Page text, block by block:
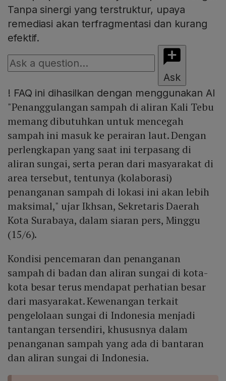
Tanpa sinergi yang terstruktur, upaya
remediasi akan terfragmentasi dan kurang
efektif.
Ask
! FAQ ini dihasilkan dengan menggunakan AI
"Penanggulangan sampah di aliran Kali Tebu
memang dibutuhkan untuk mencegah
sampah ini masuk ke perairan laut. Dengan
perlengkapan yang saat ini terpasang di
aliran sungai, serta peran dari masyarakat di
area tersebut, tentunya (kolaborasi)
penanganan sampah di lokasi ini akan lebih
maksimal," ujar Ikhsan, Sekretaris Daerah
Kota Surabaya, dalam siaran pers, Minggu
(15/6).
Kondisi pencemaran dan penanganan
sampah di badan dan aliran sungai di kota-
kota besar terus mendapat perhatian besar
dari masyarakat. Kewenangan terkait
pengelolaan sungai di Indonesia menjadi
tantangan tersendiri, khususnya dalam
penanganan sampah yang ada di bantaran
dan aliran sungai di Indonesia.